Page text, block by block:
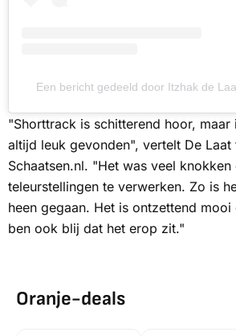
Een bericht gedeeld door Itzhak de
"Shorttrack is schitterend hoor, maar
altijd leuk gevonden", vertelt De Laat
Schaatsen.nl. "Het was veel
teleurstellingen te verwerken. Zo is
heen gegaan. Het is ontzettend
ben ook blij dat het erop zit."
Oranje-deals